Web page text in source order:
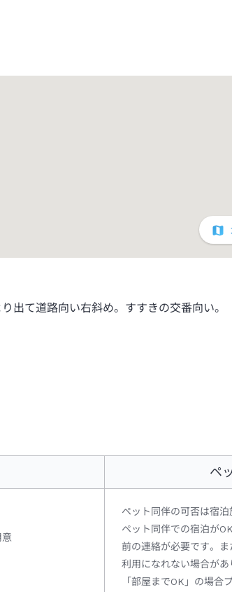
出て道路向い右斜め。すすきの交番向い。
ペ
ペット同伴の可否は宿泊
ペット同伴での宿泊が
前の連絡が必要です。
利用になれない場合があ
「部屋までOK」の場合